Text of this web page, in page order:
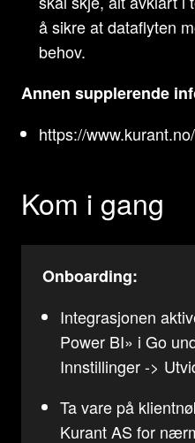
å sikre at dataflyten
behov.
Annen supplerende
https://
Kom i gang
Onboarding:
Integrasjonen
Power BI» i Go
Innstillinger ->
Ta vare på
Kurant AS for